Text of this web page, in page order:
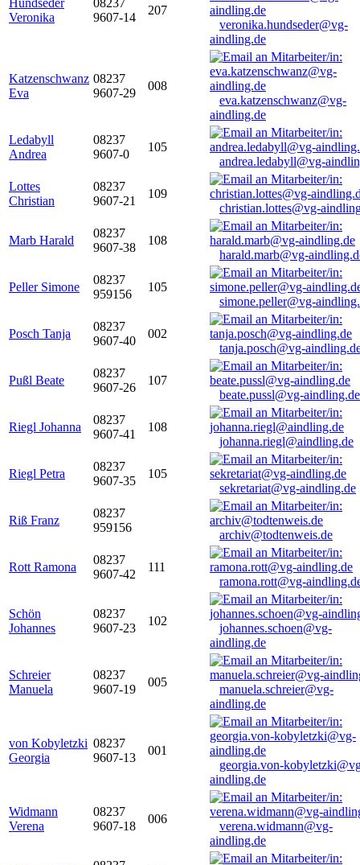
Hundseder
Veronika
08237
9607-14
207
veronika.hundseder@vg-
aindling.de
Katzenschwanz
Eva
08237
9607-29
008
eva.katzenschwanz@vg-
aindling.de
Ledabyll
Andrea
08237
9607-0
105
andrea.ledabyll@vg-
Lottes
Christian
08237
9607-21
109
christian.lottes@vg-
Marb Harald
08237
9607-38
108
harald.marb@vg-
Peller Simone
08237
959156
105
simone.peller@vg-
Posch Tanja
08237
9607-40
002
tanja.posch@vg-
Pußl Beate
08237
9607-26
107
beate.pussl@vg-aindling.de
Riegl Johanna
08237
9607-41
108
johanna.riegl@aindling.de
Riegl Petra
08237
9607-35
105
sekretariat@vg-aindling.de
Riß Franz
08237
959156
archiv@todtenweis.de
Rott Ramona
08237
9607-42
111
ramona.rott@vg-
Schön
Johannes
08237
9607-23
102
johannes.schoen@vg-
aindling.de
Schreier
Manuela
08237
9607-19
005
manuela.schreier@vg-
aindling.de
von Kobyletzki
Georgia
08237
9607-13
001
georgia.von-
aindling.de
Widmann
Verena
08237
9607-18
006
verena.widmann@vg-
aindling.de